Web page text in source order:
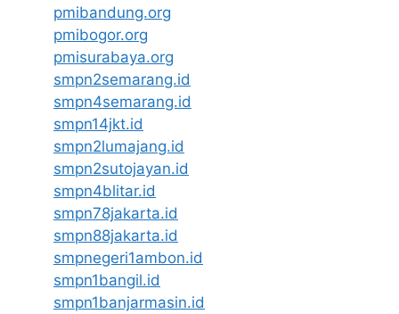
pmibandung.org
pmibogor.org
pmisurabaya.org
smpn2semarang.id
smpn4semarang.id
smpn14jkt.id
smpn2lumajang.id
smpn2sutojayan.id
smpn4blitar.id
smpn78jakarta.id
smpn88jakarta.id
smpnegeri1ambon.id
smpn1bangil.id
smpn1banjarmasin.id